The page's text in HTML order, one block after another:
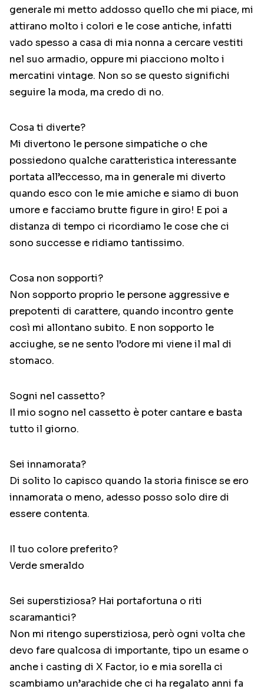
generale mi metto addosso quello che mi piace, mi
attirano molto i colori e le cose antiche, infatti
vado spesso a casa di mia nonna a cercare vestiti
nel suo armadio, oppure mi piacciono molto i
mercatini vintage. Non so se questo significhi
seguire la moda, ma credo di no.
Cosa ti diverte?
Mi divertono le persone simpatiche o che
possiedono qualche caratteristica interessante
portata all’eccesso, ma in generale mi diverto
quando esco con le mie amiche e siamo di buon
umore e facciamo brutte figure in giro! E poi a
distanza di tempo ci ricordiamo le cose che ci
sono successe e ridiamo tantissimo.
Cosa non sopporti?
Non sopporto proprio le persone aggressive e
prepotenti di carattere, quando incontro gente
così mi allontano subito. E non sopporto le
acciughe, se ne sento l’odore mi viene il mal di
stomaco.
Sogni nel cassetto?
Il mio sogno nel cassetto è poter cantare e basta
tutto il giorno.
Sei innamorata?
Di solito lo capisco quando la storia finisce se ero
innamorata o meno, adesso posso solo dire di
essere contenta.
Il tuo colore preferito?
Verde smeraldo
Sei superstiziosa? Hai portafortuna o riti
scaramantici?
Non mi ritengo superstiziosa, però ogni volta che
devo fare qualcosa di importante, tipo un esame o
anche i casting di X Factor, io e mia sorella ci
scambiamo un’arachide che ci ha regalato anni fa